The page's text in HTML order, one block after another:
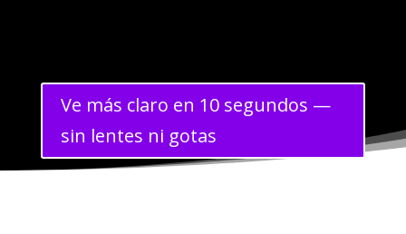
Ve más claro en 10 segundos —
sin lentes ni gotas